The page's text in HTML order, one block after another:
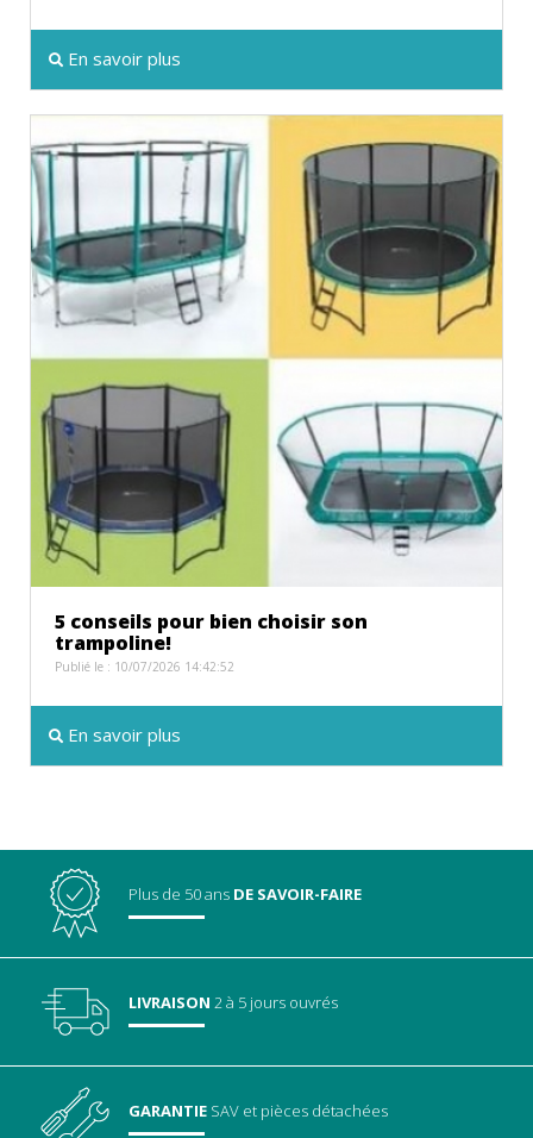
En savoir plus
5 conseils pour bien choisir son
trampoline!
Publié le : 10/07/2026 14:42:52
En savoir plus
Plus de 50 ans DE SAVOIR-FAIRE
LIVRAISON 2 à 5 jours ouvrés
GARANTIE SAV et pièces détachées